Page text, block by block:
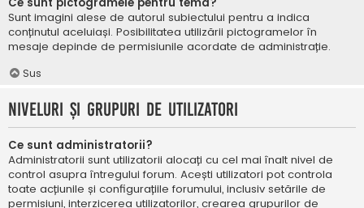
Sunt imagini alese de autorul subiectului pentru a indica
conținutul aceluiași. Posibilitatea utilizării pictogramelor în
mesaje depinde de permisiunile acordate de administrație.
Sus
Niveluri și grupuri de utilizatori
Ce sunt administratorii?
Administratorii sunt utilizatorii alocați cu cel mai înalt nivel de
control asupra întregului forum. Acești utilizatori pot controla
toate acțiunile și configurațiile forumului, inclusiv setările de
permisiuni, interzicerea utilizatorilor, crearea grupurilor de